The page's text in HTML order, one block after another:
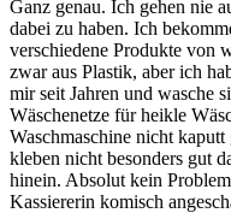
Ganz genau. Ich gehen nie
dabei zu haben. Ich
verschiedene Produkte von
zwar aus Plastik, aber ich
mir seit Jahren und wasche
Wäschenetze für heikle
Waschmaschine nicht
kleben nicht besonders gut
hinein. Absolut kein
Kassiererin komisch